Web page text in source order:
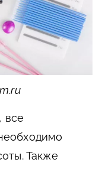
все
Также